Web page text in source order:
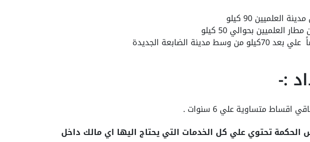
العلميين 90 كيلو
العلميين بحوالي 50 كيلو
مدينة الضابعة الجديدة
:-
الحكمة تحتوي علي كل الخدمات التي يحتاج اليها اي مالك داخل